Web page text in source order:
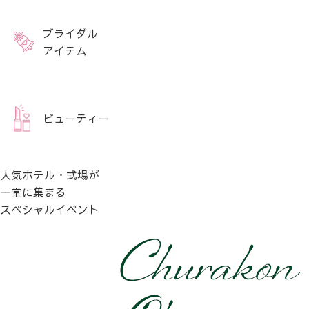
ブライダル
アイテム
ビューティー
人気ホテル・式場が
一堂に集まる
スペシャルイベント